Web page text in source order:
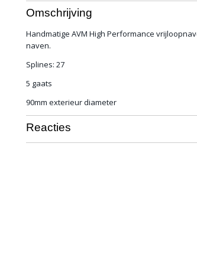
Bruto gewicht
Omschrijving
Handmatige AVM High Performance
naven.
Splines: 27
5 gaats
90mm exterieur diameter
Reacties